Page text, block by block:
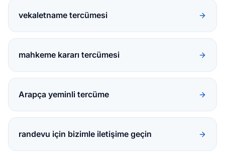
vekaletname tercümesi
mahkeme kararı tercümesi
Arapça yeminli tercüme
randevu için bizimle iletişime geçin